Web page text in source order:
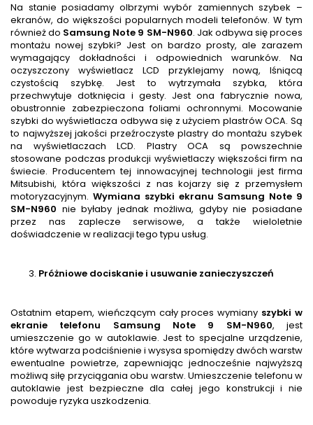
Na stanie posiadamy olbrzymi wybór zamiennych szybek –
ekranów, do większości popularnych modeli telefonów. W tym
również do Samsung Note 9 SM-N960. Jak odbywa się proces
montażu nowej szybki? Jest on bardzo prosty, ale zarazem
wymagający dokładności i odpowiednich warunków. Na
oczyszczony wyświetlacz LCD przyklejamy nową, lśniącą
czystością szybkę. Jest to wytrzymała szybka, która
przechwytuje dotknięcia i gesty. Jest ona fabrycznie nowa,
obustronnie zabezpieczona foliami ochronnymi. Mocowanie
szybki do wyświetlacza odbywa się z użyciem plastrów OCA. Są
to najwyższej jakości przeźroczyste plastry do montażu szybek
na wyświetlaczach LCD. Plastry OCA są powszechnie
stosowane podczas produkcji wyświetlaczy większości firm na
świecie. Producentem tej innowacyjnej technologii jest firma
Mitsubishi, która większości z nas kojarzy się z przemysłem
motoryzacyjnym. Wymiana szybki ekranu Samsung Note 9
SM-N960 nie byłaby jednak możliwa, gdyby nie posiadane
przez nas zaplecze serwisowe, a także wieloletnie
doświadczenie w realizacji tego typu usług.
Próżniowe dociskanie i usuwanie zanieczyszczeń
Ostatnim etapem, wieńczącym cały proces wymiany szybki w
ekranie telefonu Samsung Note 9 SM-N960, jest
umieszczenie go w autoklawie. Jest to specjalne urządzenie,
które wytwarza podciśnienie i wysysa spomiędzy dwóch warstw
ewentualne powietrze, zapewniając jednocześnie najwyższą
możliwą siłę przyciągania obu warstw. Umieszczenie telefonu w
autoklawie jest bezpieczne dla całej jego konstrukcji i nie
powoduje ryzyka uszkodzenia.